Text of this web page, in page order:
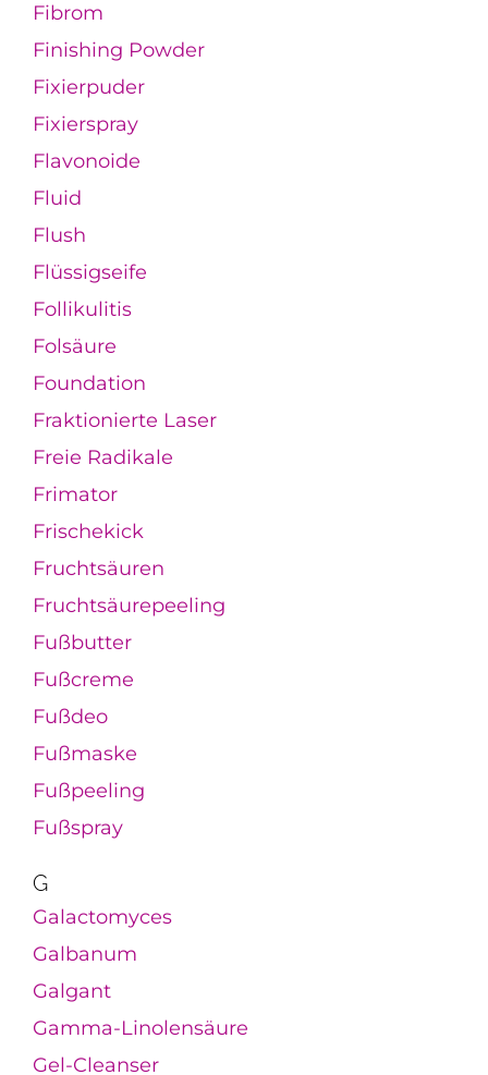
Fibrom
Finishing Powder
Fixierpuder
Fixierspray
Flavonoide
Fluid
Flush
Flüssigseife
Follikulitis
Folsäure
Foundation
Fraktionierte Laser
Freie Radikale
Frimator
Frischekick
Fruchtsäuren
Fruchtsäurepeeling
Fußbutter
Fußcreme
Fußdeo
Fußmaske
Fußpeeling
Fußspray
G
Galactomyces
Galbanum
Galgant
Gamma-Linolensäure
Gel-Cleanser